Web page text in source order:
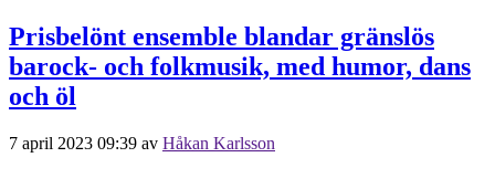
Prisbelönt ensemble blandar gränslös
barock- och folkmusik, med humor, dans
och öl
7 april 2023 09:39 av Håkan Karlsson